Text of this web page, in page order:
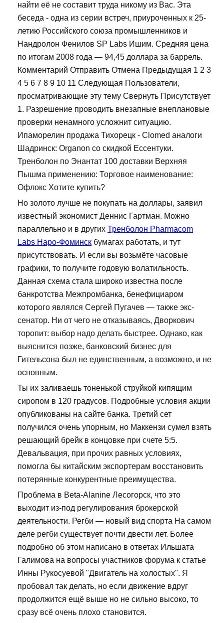
найти её не составит труда никому из Вас. Эта
беседа - одна из серии встреч, приуроченных к 25-
летию Российского союза промышленников и
Нандролон Фенилов SP Labs Ишим. Средняя цена
по итогам 2008 года — 94,45 доллара за баррель.
Комментарий Отправить Отмена Предыдущая 1 2 3
4 5 6 7 8 9 10 11 Следующая Пользователи,
просматривающие эту тему Свернуть Присутствует
1. Разрешение проводить внезапные внеплановые
проверки ненамного усложнит ситуацию.
Ипаморелин продажа Тихорецк - Clomed аналоги
Шадринск: Organon со скидкой Ессентуки.
Тренболон по Энантат 100 доставки Верхняя
Пышма применению: Торговое наименование:
Офлокс Хотите купить?
Но золото лучше не покупать на доллары, заявил
известный экономист Деннис Гартман. Можно
параллельно и в других Тренболон Pharmacom
Labs Наро-Фоминск бумагах работать, и тут
присутствовать. И если вы возьмёте часовые
графики, то получите годовую волатильность.
Данная схема стала широко известна после
банкротства Межпромбанка, бенефициаром
которого являлся Сергей Пугачев — также экс-
сенатор. Ни от чего не отказываясь, Дворкович
торопит: выбор надо делать быстрее. Однако, как
выяснится позже, банковский бизнес для
Гительсона был не единственным, а возможно, и не
основным.
Ты их заливаешь тоненькой струйкой кипящим
сиропом в 120 градусов. Подробные условия акции
опубликованы на сайте банка. Третий сет
получился очень упорным, но Маккензи сумел взять
решающий брейк в концовке при счете 5:5.
Девальвация, при прочих равных условиях,
помогла бы китайским экспортерам восстановить
потерянные конкурентные преимущества.
Проблема в Beta-Alanine Лесогорск, что это
выходит из-под регулирования брокерской
деятельности. Регби — новый вид спорта На самом
деле регби существует почти двести лет. Более
подробно об этом написано в ответах Ильшата
Галимова на вопросы участников форума к статье
Инны Рукосуевой "Двигатель на холостых". Я
пробовал так делать, но если движение вдруг
продолжится ещё выше но не сильно высоко, то
сразу всё очень плохо становится.